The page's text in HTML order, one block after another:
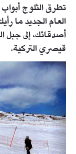
تطرق الثلوج
العام الجديد ما
أصدقائك، إلى جبل
قيصري التركية.